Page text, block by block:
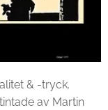
& -tryck.
av Martin